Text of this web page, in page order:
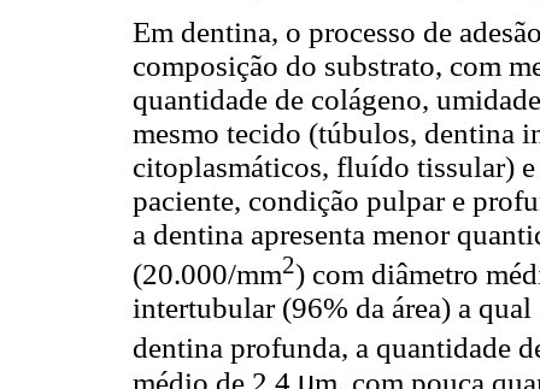
Em dentina, o processo de
composição do substrato, com
quantidade de colágeno,
mesmo tecido (túbulos, dentina
citoplasmáticos, fluído tissular)
paciente, condição pulpar e
a dentina apresenta menor
(20.000/mm2) com diâmetro
intertubular (96% da área) a
dentina profunda, a quantidade
µ